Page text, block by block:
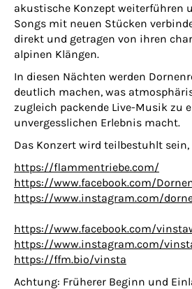
akustische Konzept weiterführen
Songs mit neuen Stücken
direkt und getragen von ihren
alpinen Klängen.
In diesen Nächten werden
deutlich machen, was
zugleich packende Live-Musik zu
unvergesslichen Erlebnis macht.
Das Konzert wird teilbestuhlt
https://flammentriebe.com/
https://www.facebook.com/
https://www.instagram.com/
https://www.facebook.com/
https://www.instagram.com/
https://ffm.bio/vinsta
Achtung: Früherer Beginn und